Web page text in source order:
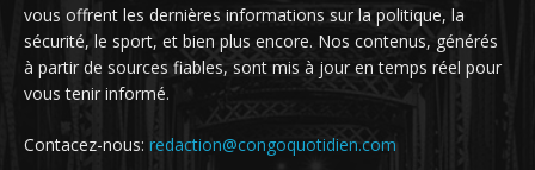
vous offrent les dernières informations sur la politique, la
sécurité, le sport, et bien plus encore. Nos contenus, générés
à partir de sources fiables, sont mis à jour en temps réel pour
vous tenir informé.
Contacez-nous: redaction@congoquotidien.com